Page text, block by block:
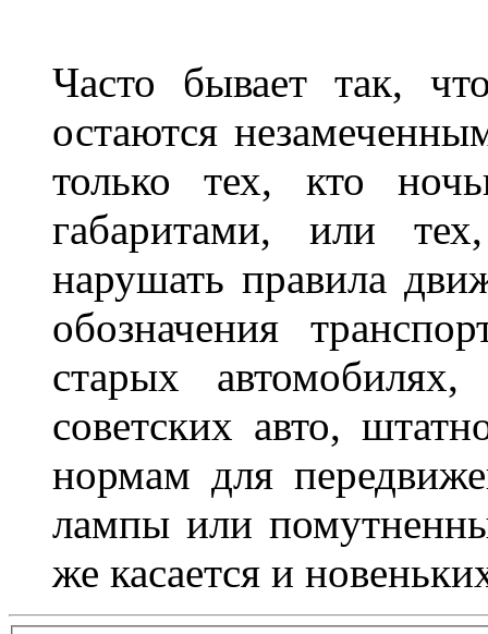
Часто бывает так,
остаются
только тех, кто
габаритами, или
нарушать правила
обозначения
старых
советских авто,
нормам для
лампы или
же касается и